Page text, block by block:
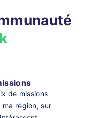
de missions
ma région, sur